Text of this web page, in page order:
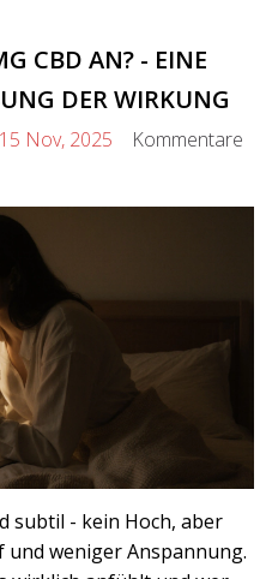
CBD AN? - EINE
DER WIRKUNG
15 Nov, 2025 Kommentare
subtil - kein Hoch, aber
und weniger Anspannung.